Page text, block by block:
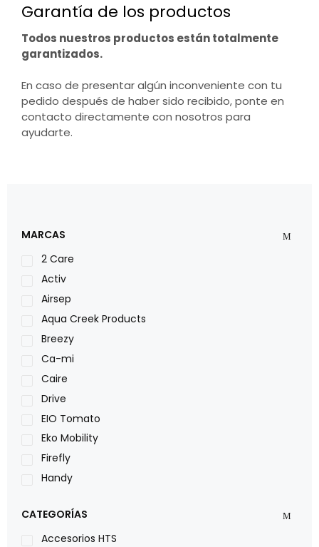
Garantía de los productos
Todos nuestros productos están totalmente
garantizados.
En caso de presentar algún inconveniente con tu
pedido después de haber sido recibido, ponte en
contacto directamente con nosotros para
ayudarte.
MARCAS
2 Care
Activ
Airsep
Aqua Creek Products
Breezy
Ca-mi
Caire
Drive
EIO Tomato
Eko Mobility
Firefly
Handy
Leggero
Lumex
CATEGORÍAS
Accesorios HTS